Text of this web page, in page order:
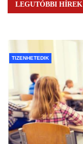
LEGUTÓBBI HÍREK
TIZENHETEDIK